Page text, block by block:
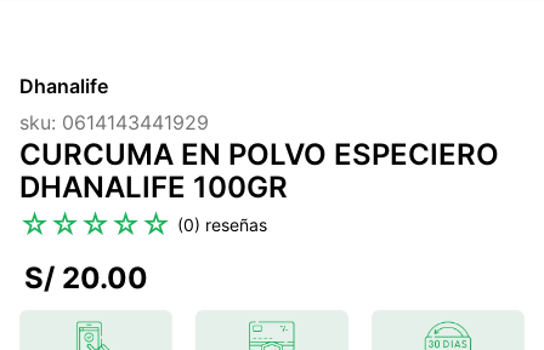
2.
citrato magnesio
3.
colageno
4 .
kefir
5 .
lab nutrition
magnesio
Dhanalife
sku: 0614143441929
CURCUMA EN POLVO ESPECIERO
DHANALIFE 100GR
☆☆☆☆☆ (0)
S/ 20.00